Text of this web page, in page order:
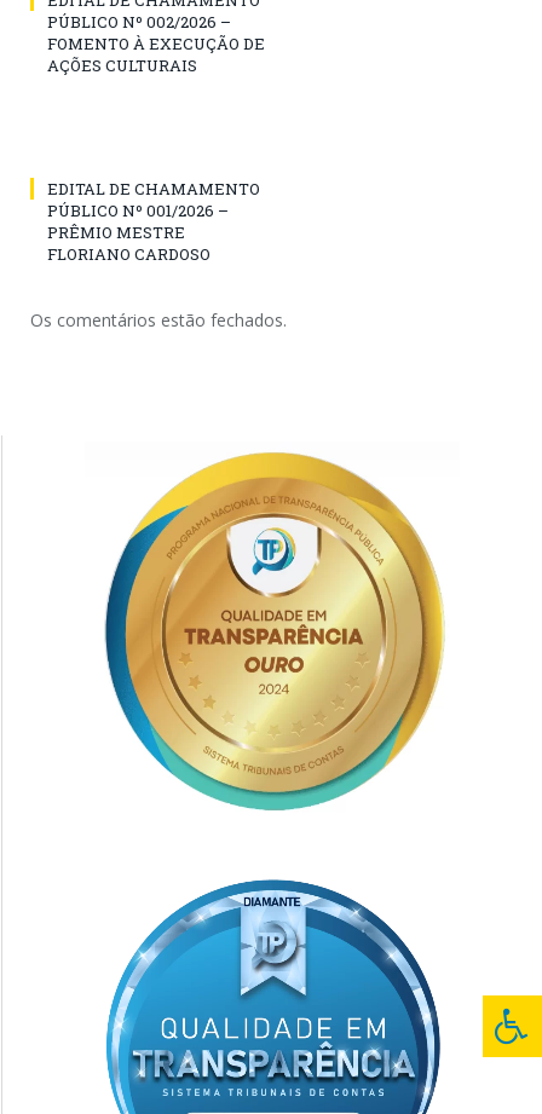
PÚBLICO Nº 002/2026 –
FOMENTO À EXECUÇÃO DE
AÇÕES CULTURAIS
EDITAL DE CHAMAMENTO
PÚBLICO Nº 001/2026 –
PRÊMIO MESTRE
FLORIANO CARDOSO
Os comentários estão fechados.